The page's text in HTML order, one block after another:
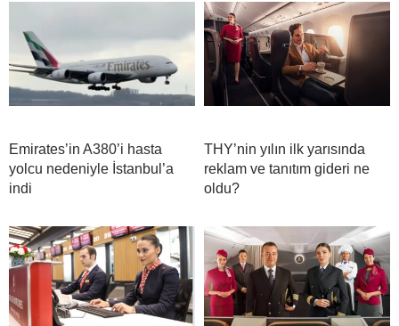
Emirates’in A380’i hasta
yolcu nedeniyle İstanbul’a
indi
THY’nin yılın ilk yarısında
reklam ve tanıtım gideri ne
oldu?